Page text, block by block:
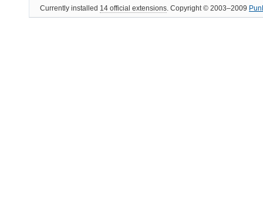
Currently installed 14 official extensions. Copyright © 2003–2009